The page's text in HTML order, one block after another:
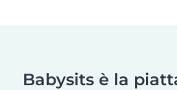
Babysits è la